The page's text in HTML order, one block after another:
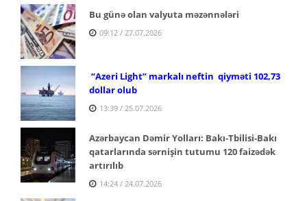
Bu günə olan valyuta məzənnələri
09:12 / 27.07.2026
“Azeri Light” markalı neftin qiyməti 102,73
dollar olub
13:39 / 25.07.2026
Azərbaycan Dəmir Yolları: Bakı-Tbilisi-Bakı
qatarlarında sərnişin tutumu 120 faizədək
artırılıb
14:24 / 24.07.2026